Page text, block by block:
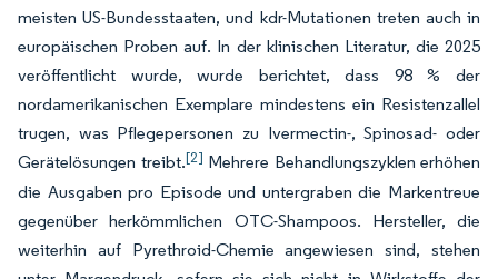
meisten US-Bundesstaaten, und kdr-Mutationen treten auch in
europäischen Proben auf. In der klinischen Literatur, die 2025
veröffentlicht wurde, wurde berichtet, dass 98 % der
nordamerikanischen Exemplare mindestens ein Resistenzallel
trugen, was Pflegepersonen zu Ivermectin-, Spinosad- oder
Gerätelösungen treibt.[2] Mehrere Behandlungszyklen erhöhen
die Ausgaben pro Episode und untergraben die Markentreue
gegenüber herkömmlichen OTC-Shampoos. Hersteller, die
weiterhin auf Pyrethroid-Chemie angewiesen sind, stehen